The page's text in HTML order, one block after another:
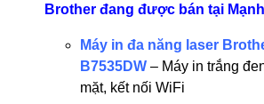
Brother đang được bán tại
Máy in đa năng laser
B7535DW – Máy in trắng
mặt, kết nối WiFi